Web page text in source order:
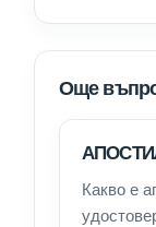
Още
Какво е